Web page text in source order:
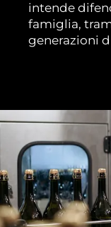
intende
famiglia,
generazioni